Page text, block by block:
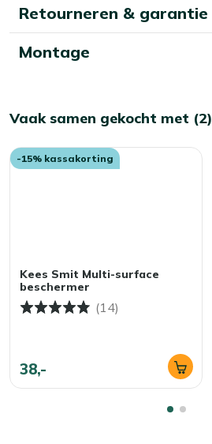
Retourneren & garantie
Montage
Vaak samen gekocht met (2)
-15% kassakorting
Kees Smit Multi-surface
beschermer
(14)
38,-